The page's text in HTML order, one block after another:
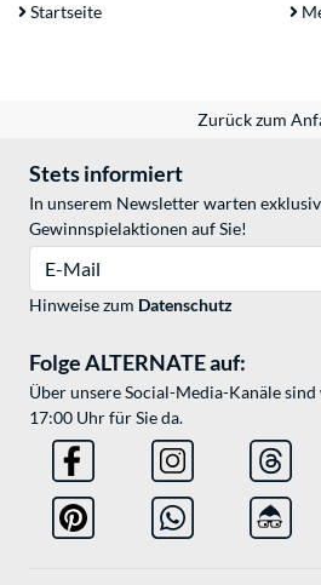
Startseite
Zurück zum
Stets informiert
In unserem Newsletter warten
Gewinnspielaktionen auf Sie!
Hinweise zum Datenschutz
Folge ALTERNATE auf:
Über unsere Social-Media-Kanäle
17:00 Uhr für Sie da.